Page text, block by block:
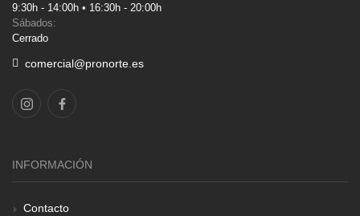
9:30h - 14:00h • 16:30h - 20:00h
Sábados:
Cerrado
comercial@pronorte.es
INFORMACIÓN
Contacto